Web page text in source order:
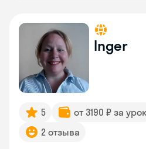
Inger
5 от 3190 ₽ за
2 отзыва